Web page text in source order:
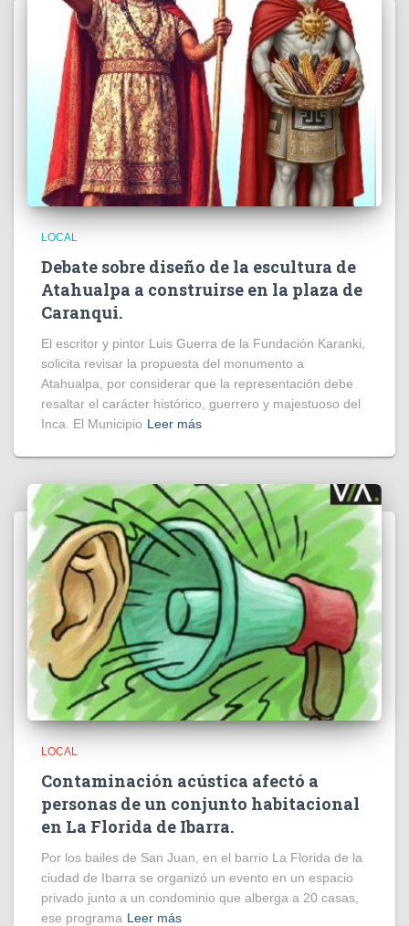
LOCAL
Debate sobre diseño de la escultura de
Atahualpa a construirse en la plaza de
Caranqui.
El escritor y pintor Luis Guerra de la Fundación Karanki,
solicita revisar la propuesta del monumento a
Atahualpa, por considerar que la representación debe
resaltar el carácter histórico, guerrero y majestuoso del
Inca. El Municipio Leer más
LOCAL
Contaminación acústica afectó a
personas de un conjunto habitacional
en La Florida de Ibarra.
Por los bailes de San Juan, en el barrio La Florida de la
ciudad de Ibarra se organizó un evento en un espacio
privado junto a un condominio que alberga a 20 casas,
ese programa Leer más